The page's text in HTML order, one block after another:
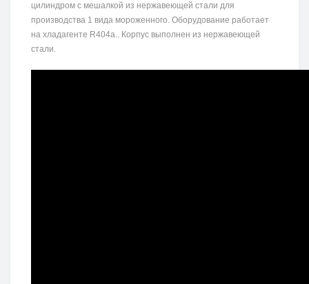
цилиндром с мешалкой из нержавеющей стали для
производства 1 вида мороженного. Оборудование работает
на хладагенте R404a.. Корпус выполнен из нержавеющей
стали.